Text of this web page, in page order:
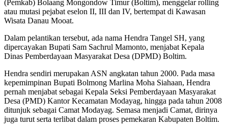
(Pemkab) Bolaang Mongondow Timur (Boltim), menggelar rolling
atau mutasi pejabat eselon II, III dan IV, bertempat di Kawasan
Wisata Danau Mooat.
Dalam pelantikan tersebut, ada nama Hendra Tangel SH, yang
dipercayakan Bupati Sam Sachrul Mamonto, menjabat Kepala
Dinas Pemberdayaan Masyarakat Desa (DPMD) Boltim.
Hendra sendiri merupakan ASN angkatan tahun 2000. Pada masa
kepemimpinan Bupati Bolmong Marlina Moha Siahaan, Hendra
pernah menjabat sebagai Kepala Seksi Pemberdayaan Masyarakat
Desa (PMD) Kantor Kecamatan Modayag, hingga pada tahun 2008
ditunjuk sebagai Camat Modayag. Semasa menjadi Camat, dirinya
juga turut serta terlibat dalam proses pemekaran Kabupaten Boltim.